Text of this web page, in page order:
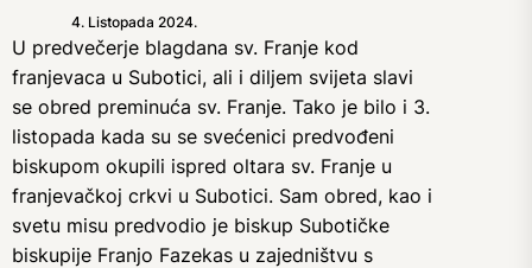
4. Listopada 2024.
U predvečerje blagdana sv. Franje kod
franjevaca u Subotici, ali i diljem svijeta slavi
se obred preminuća sv. Franje. Tako je bilo i 3.
listopada kada su se svećenici predvođeni
biskupom okupili ispred oltara sv. Franje u
franjevačkoj crkvi u Subotici. Sam obred, kao i
svetu misu predvodio je biskup Subotičke
biskupije Franjo Fazekas u zajedništvu s